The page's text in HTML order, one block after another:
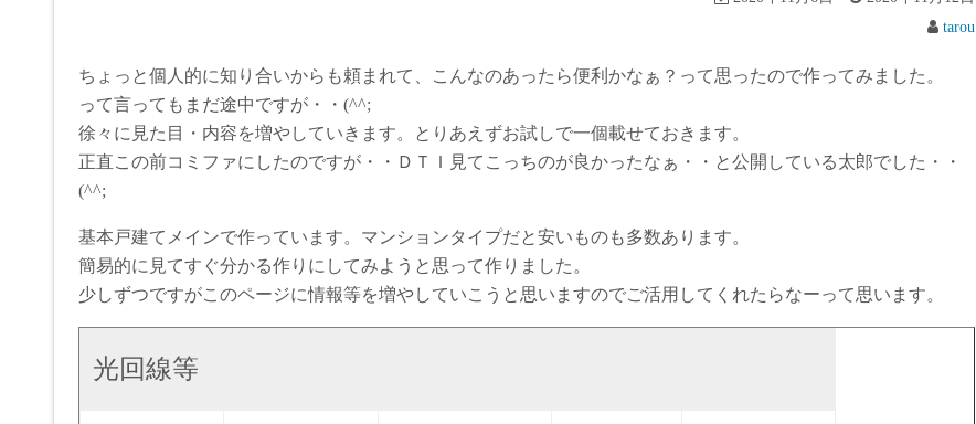
tarou
ちょっと個人的に知り合いからも頼まれて、こんなのあったら便利かなぁ？って思ったので作ってみました。
って言ってもまだ途中ですが・・(^^;
徐々に見た目・内容を増やしていきます。とりあえずお試しで一個載せておきます。
正直この前コミファにしたのですが・・ＤＴＩ見てこっちのが良かったなぁ・・と公開している太郎でした・・
(^^;
基本戸建てメインで作っています。マンションタイプだと安いものも多数あります。
簡易的に見てすぐ分かる作りにしてみようと思って作りました。
少しずつですがこのページに情報等を増やしていこうと思いますのでご活用してくれたらなーって思います。
光回線等